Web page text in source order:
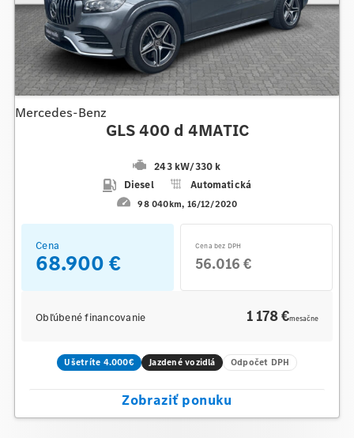
Mercedes-Benz
GLS 400 d 4MATIC
243 kW/330 k
Diesel
Automatická
98 040km 16/12/2020
Cena
68.900 €
Cena bez DPH
56.016 €
Obľúbené financovanie 1 178 €mesačne
Ušetríte 4.000€ Jazdené vozidlá Odpočet DPH
Zobraziť ponuku